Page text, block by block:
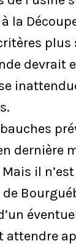
la
plus
devrait
dernière
il